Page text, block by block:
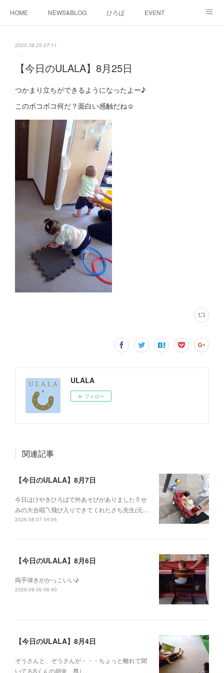
HOME NEWS&BLOG ひろば EVENT
2025.08.25 07:11
【今日のULALA】8月25日
つかまり立ちができるようになったよー♪
このボコボコ何だ？面白い感触だね☺
ULALA
フォロー
関連記事
【今日のULALA】8月7日
今日はけやきひろばで外あそびがありました🚿せ
みの大合唱〽飛び入りできてくれたさち先生(元…
2026.08.07 04:06
【今日のULALA】8月6日
両手弾きがかっこいい♪
2026.08.06 06:40
【今日のULALA】8月4日
ぞうさんと、ぞうさんが・・・ちょっと離れて聞
いてるSくんの胡坐、尊し。